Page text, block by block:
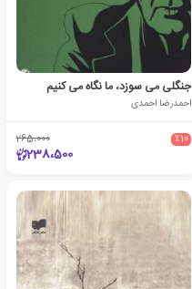
جنگلی می سوزد، ما نگاه می کنیم
احمدرضا احمدی
٪10 265،000
238،500